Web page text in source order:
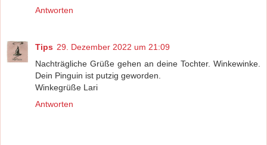
Antworten
Tips 29. Dezember 2022 um 21:09
Nachträgliche Grüße gehen an deine Tochter. Winkewinke.
Dein Pinguin ist putzig geworden.
Winkegrüße Lari
Antworten